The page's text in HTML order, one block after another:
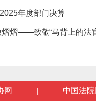
年度部门决算
熠熠——致敬“马背上的法
网 | 中国法院